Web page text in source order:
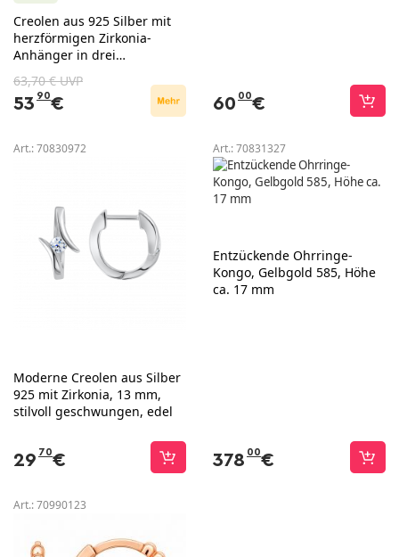
Creolen aus 925 Silber mit
herzförmigen Zirkonia-
Anhänger in drei
63,70 € UVP
53 90€ 60 00€
Art.:70830972
Moderne Creolen aus Silber
925 mit Zirkonia, 13 mm,
stilvoll geschwungen, edel
29 70€
Art.:70831327
Entzückende Ohrringe-
Kongo, Gelbgold 585, Höhe
ca. 17 mm
378 00€
Art.:70990123